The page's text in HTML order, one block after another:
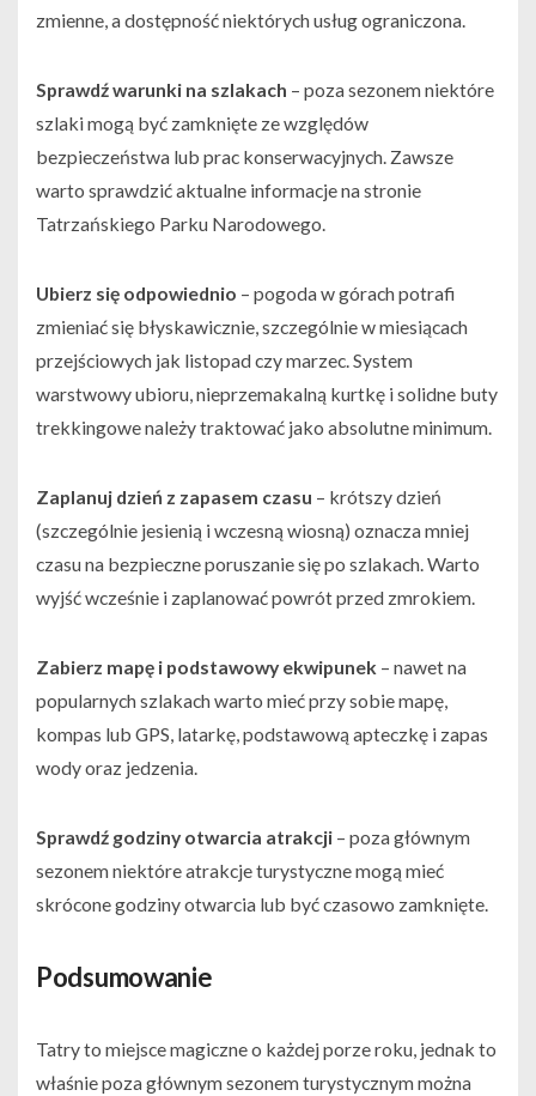
zmienne, a dostępność niektórych usług ograniczona.
Sprawdź warunki na szlakach – poza sezonem niektóre
szlaki mogą być zamknięte ze względów
bezpieczeństwa lub prac konserwacyjnych. Zawsze
warto sprawdzić aktualne informacje na stronie
Tatrzańskiego Parku Narodowego.
Ubierz się odpowiednio – pogoda w górach potrafi
zmieniać się błyskawicznie, szczególnie w miesiącach
przejściowych jak listopad czy marzec. System
warstwowy ubioru, nieprzemakalną kurtkę i solidne buty
trekkingowe należy traktować jako absolutne minimum.
Zaplanuj dzień z zapasem czasu – krótszy dzień
(szczególnie jesienią i wczesną wiosną) oznacza mniej
czasu na bezpieczne poruszanie się po szlakach. Warto
wyjść wcześnie i zaplanować powrót przed zmrokiem.
Zabierz mapę i podstawowy ekwipunek – nawet na
popularnych szlakach warto mieć przy sobie mapę,
kompas lub GPS, latarkę, podstawową apteczkę i zapas
wody oraz jedzenia.
Sprawdź godziny otwarcia atrakcji – poza głównym
sezonem niektóre atrakcje turystyczne mogą mieć
skrócone godziny otwarcia lub być czasowo zamknięte.
Podsumowanie
Tatry to miejsce magiczne o każdej porze roku, jednak to
właśnie poza głównym sezonem turystycznym można